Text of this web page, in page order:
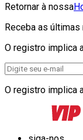
Retornar à nossa
Receba as
O registro implica
O registro implica